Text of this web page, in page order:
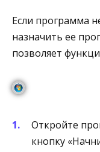
Если программа
назначить ее
позволяет
Откройте
кнопку